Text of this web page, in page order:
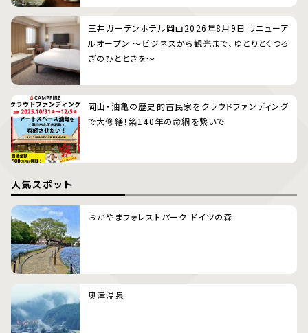
三井ガーデンホテル岡山2026年8月9日 リニューア
ルオープン 〜ビジネスから観光まで、ゆとりとくつろ
ぎのひとときを〜
岡山・油亀の歴史的古民家をクラウドファンディング
で大修繕！築140年の命綱を繋いで
人気スポット
おかやまフォレストパーク ドイツの森
奥津温泉